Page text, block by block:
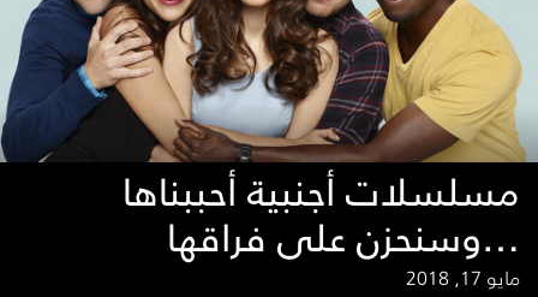
مسلسلات أجنبية أحببناها
وسنحزن على فراقها…
مايو 17, 2018